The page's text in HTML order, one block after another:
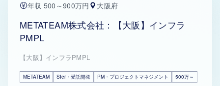
年収 500～900万円 大阪府
METATEAM株式会社：【大阪】インフラ
PMPL
【大阪】インフラPMPL
METATEAM SIer・受託開発 PM・プロジェクトマネジメント 500万～